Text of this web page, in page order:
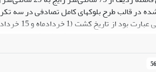
در قالب طرح بلوک‏های کامل تصادفی در سه
تهران در
یافت. نتایج نشان داد که اثر مکان بر
در ورامین، نه تنها عملکرد افزایش